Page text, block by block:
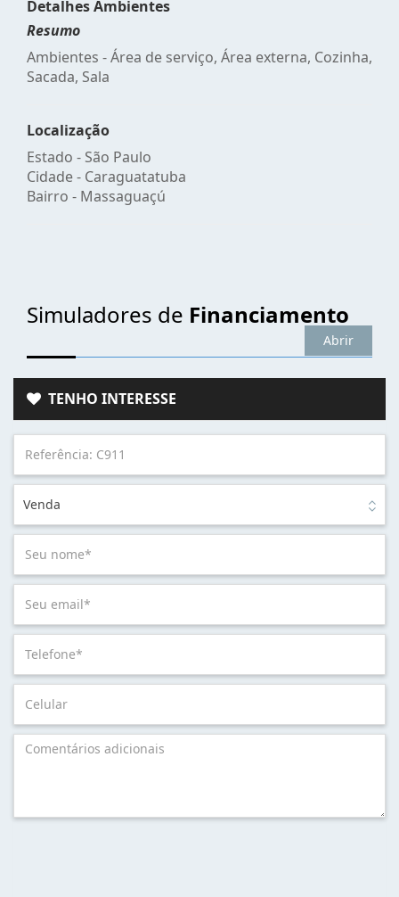
Detalhes Ambientes
Resumo
Ambientes - Área de serviço, Área externa, Cozinha,
Sacada, Sala
Localização
Estado - São Paulo
Cidade - Caraguatatuba
Bairro - Massaguaçú
Simuladores de Financiamento
Abrir
TENHO INTERESSE
Venda